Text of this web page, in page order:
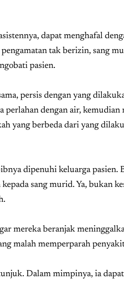
dapat menghafal
tak berizin, sang
pasien.
persis dengan yang
dengan air, kemudian
yang berbeda dari yang
dipenuhi keluarga pasien.
sang murid. Ya, bukan
mereka beranjak
malah memperparah
Dalam mimpinya, ia